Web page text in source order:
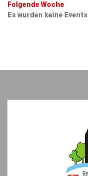
Folgende Woche
Es wurden keine